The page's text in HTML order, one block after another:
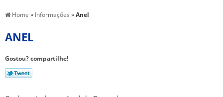
Home » Informações »Anel
ANEL
Gostou? compartilhe!